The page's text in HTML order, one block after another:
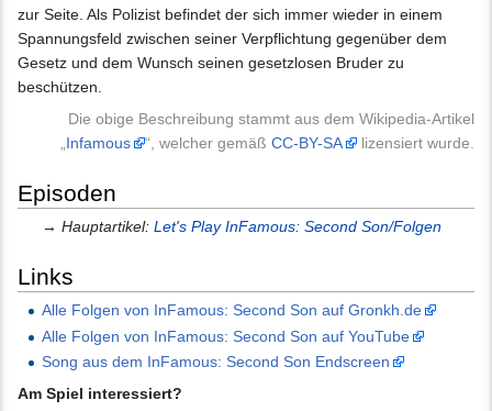
zur Seite. Als Polizist befindet der sich immer wieder in einem
Spannungsfeld zwischen seiner Verpflichtung gegenüber dem
Gesetz und dem Wunsch seinen gesetzlosen Bruder zu
beschützen.
Die obige Beschreibung stammt aus dem Wikipedia-Artikel
Infamous “, welcher gemäß CC-BY-SA lizensiert wurde.
Episoden
→Hauptartikel:Let's Play InFamous: Second Son/Folgen
Links
Alle Folgen von InFamous: Second Son auf Gronkh.de
Alle Folgen von InFamous: Second Son auf YouTube
Song aus dem InFamous: Second Son Endscreen
Am Spiel interessiert?